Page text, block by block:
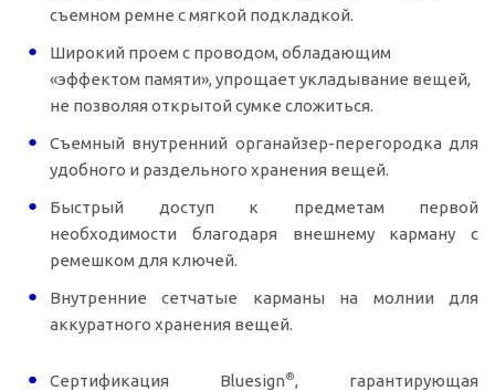
съемном ремне с мягкой подкладкой.
Широкий проем с проводом, обладающим
«эффектом памяти», упрощает укладывание вещей,
не позволяя открытой сумке сложиться.
Съемный внутренний органайзер-перегородка для
удобного и раздельного хранения вещей.
Быстрый доступ к предметам первой
необходимости благодаря внешнему карману с
ремешком для ключей.
Внутренние сетчатые карманы на молнии для
аккуратного хранения вещей.
Сертификация Bluesign®, гарантирующая